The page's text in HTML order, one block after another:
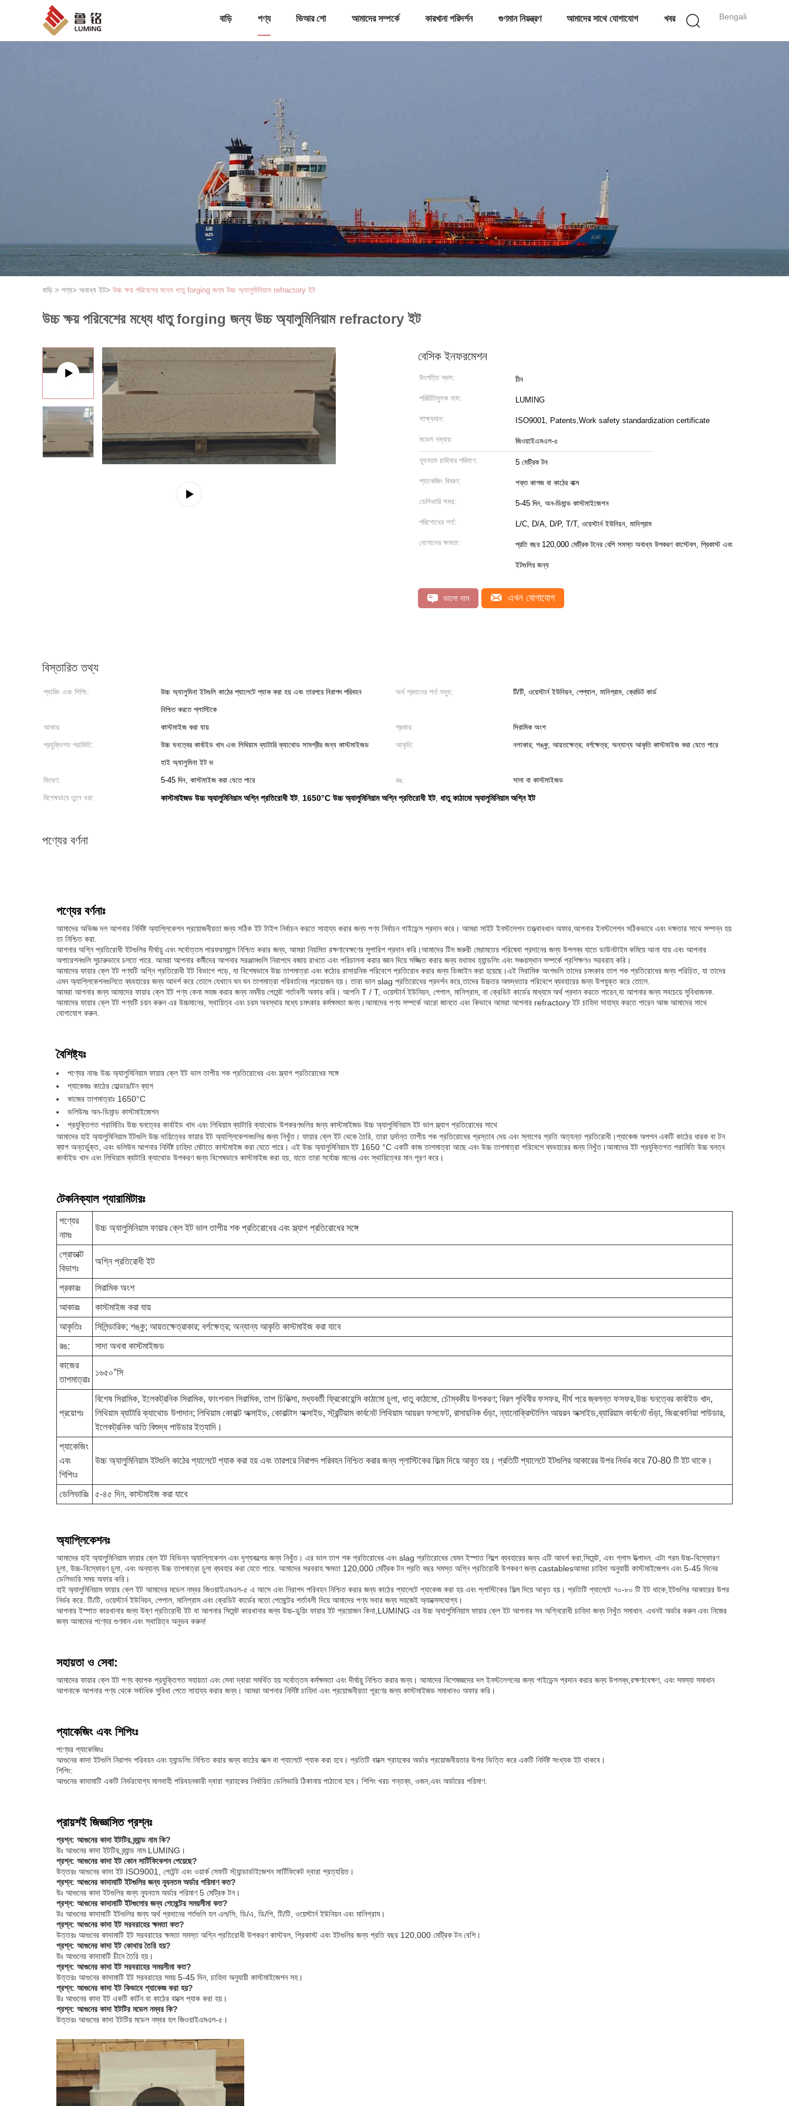
Bengali
বাড়ি পণ্য ভিআর শো আমাদের সম্পর্কে কারখানা পরিদর্শন গুণমান নিয়ন্ত্রণ আমাদের সাথে যোগাযোগ খবর
বাড়ি > পণ্য> অবাধ্য ইট> উচ্চ ক্ষয় পরিবেশের মধ্যে ধাতু forging জন্য উচ্চ অ্যালুমিনিয়াম refractory ইট
উচ্চ ক্ষয় পরিবেশের মধ্যে ধাতু forging জন্য উচ্চ অ্যালুমিনিয়াম refractory ইট
বেসিক ইনফরমেশন
উৎপত্তি স্থল: চীন
পরিচিতিমুলক নাম: LUMING
সাক্ষ্যদান: ISO9001, Patents,Work safety standardization certificate
মডেল নম্বার: জিওয়াইএমএল-৫
ন্যূনতম চাহিদার পরিমাণ: 5 মেট্রিক টন
প্যাকেজিং বিবরণ: শক্ত কাগজ বা কাঠের বাক্স
ডেলিভারি সময়: 5-45 দিন, অন-ডিমান্ড কাস্টমাইজেশন
পরিশোধের শর্ত: L/C, D/A, D/P, T/T, ওয়েস্টার্ন ইউনিয়ন, মানিগ্রাম
যোগানের ক্ষমতা: প্রতি বছর 120,000 মেট্রিক টনের বেশি সমস্ত অবাধ্য উপকরণ কাস্টেবল, প্রিকাস্ট এবং
ইটগুলির জন্য
ভালো দাম এখন যোগাযোগ
বিস্তারিত তথ্য
প্যাকিং এবং শিপিং:
উচ্চ অ্যালুমিনা ইটগুলি কাঠের প্যালেটে প্যাক করা হয় এবং তারপরে নিরাপদ পরিবহন
নিশ্চিত করতে প্লাস্টিকে
অর্থ প্রদানের শর্ত সমুহ: টি/টি, ওয়েস্টার্ন ইউনিয়ন, পেপ্যাল, মানিগ্রাম, ক্রেডিট কার্ড
আকার: কাস্টমাইজ করা যায় প্রকার:
সিরামিক অংশ
প্রযুক্তিগত পরামিতি:
উচ্চ ঘনত্বের কার্বাইড খাদ এবং লিথিয়াম ব্যাটারি ক্যাথোড সামগ্রীর জন্য কাস্টমাইজড
হাই অ্যালুমিনা ইট ভ
আকৃতি: নলাকার; শঙ্কু; আয়তক্ষেত্র; বর্গক্ষেত্র; অন্যান্য আকৃতি কাস্টমাইজ করা যেতে পারে
বিতরণ: 5-45 দিন, কাস্টমাইজ করা যেতে পারে রঙ:
সাদা বা কাস্টমাইজড
বিশেষভাবে তুলে ধরা:
কাস্টমাইজড উচ্চ অ্যালুমিনিয়াম অগ্নি প্রতিরোধী ইট, 1650°C উচ্চ অ্যালুমিনিয়াম অগ্নি প্রতিরোধী ইট, ধাতু কাঠামো অ্যালুমিনিয়াম অগ্নি ইট
পণ্যের বর্ণনা
পণ্যের বর্ণনাঃ
আমাদের অভিজ্ঞ দল আপনার নির্দিষ্ট অ্যাপ্লিকেশন প্রয়োজনীয়তা জন্য সঠিক ইট টাইপ নির্বাচন করতে সাহায্য করার জন্য পণ্য নির্বাচন গাইডেন্স প্রদান করে। আমরা সাইট ইনস্টলেশন তত্ত্বাবধান অফার,আপনার ইনস্টলেশন সঠিকভাবে এবং দক্ষতার সাথে সম্পন্ন হয়
তা নিশ্চিত করা.
আপনার অগ্নি প্রতিরোধী ইটগুলির দীর্ঘায়ু এবং সর্বোত্তম পারফরম্যান্স নিশ্চিত করার জন্য, আমরা নিয়মিত রক্ষণাবেক্ষণের সুপারিশ প্রদান করি।আমাদের টিম জরুরী মেরামতের পরিষেবা প্রদানের জন্য উপলব্ধ যাতে ডাউনটাইম কমিয়ে আনা যায় এবং আপনার
অপারেশনগুলি সুচারুভাবে চলতে পারে. আমরা আপনার কর্মীদের আপনার সরঞ্জামগুলি নিরাপদে বজায় রাখতে এবং পরিচালনা করার জ্ঞান দিয়ে সজ্জিত করার জন্য যথাযথ হ্যান্ডলিং এবং সঞ্চয়স্থান সম্পর্কে প্রশিক্ষণও সরবরাহ করি।
আমাদের ফায়ার ক্লে ইট পণ্যটি অগ্নি প্রতিরোধী ইট বিভাগে পড়ে, যা বিশেষভাবে উচ্চ তাপমাত্রা এবং কঠোর রাসায়নিক পরিবেশে প্রতিরোধ করার জন্য ডিজাইন করা হয়েছে।এই সিরামিক অংশগুলি তাদের চমৎকার তাপ শক প্রতিরোধের জন্য পরিচিত, যা তাদের
এমন অ্যাপ্লিকেশনগুলিতে ব্যবহারের জন্য আদর্শ করে তোলে যেখানে ঘন ঘন তাপমাত্রা পরিবর্তনের প্রয়োজন হয়। তারা ভাল slag প্রতিরোধের প্রদর্শন করে,তাদের উচ্চতর অশুদ্ধতার পরিবেশে ব্যবহারের জন্য উপযুক্ত করে তোলে.
আমরা আপনার জন্য আমাদের ফায়ার ক্লে ইট পণ্য কেনা সহজ করার জন্য নমনীয় পেমেন্ট শর্তাবলী অফার করি। আপনি T / T, ওয়েস্টার্ন ইউনিয়ন, পেপাল, মানিগ্রাম, বা ক্রেডিট কার্ডের মাধ্যমে অর্থ প্রদান করতে পারেন,যা আপনার জন্য সবচেয়ে সুবিধাজনক.
আমাদের ফায়ার ক্লে ইট পণ্যটি চয়ন করুন এর উচ্চমানের, স্থায়িত্ব এবং চরম অবস্থার মধ্যে চমৎকার কর্মক্ষমতা জন্য।আমাদের পণ্য সম্পর্কে আরো জানতে এবং কিভাবে আমরা আপনার refractory ইট চাহিদা সাহায্য করতে পারেন আজ আমাদের সাথে
যোগাযোগ করুন.
বৈশিষ্ট্যঃ
পণ্যের নামঃ উচ্চ অ্যালুমিনিয়াম ফায়ার ক্লে ইট ভাল তাপীয় শক প্রতিরোধের এবং স্ল্যাগ প্রতিরোধের সঙ্গে
প্যাকেজঃ কাঠের হোল্ডার/টন ব্যাগ
কাজের তাপমাত্রাঃ 1650°C
ভলিউমঃ অন-ডিমান্ড কাস্টমাইজেশন
প্রযুক্তিগত পরামিতিঃ উচ্চ ঘনত্বের কার্বাইড খাদ এবং লিথিয়াম ব্যাটারি ক্যাথোড উপকরণগুলির জন্য কাস্টমাইজড উচ্চ অ্যালুমিনিয়াম ইট ভাল স্ল্যাগ প্রতিরোধের সাথে
আমাদের হাই অ্যালুমিনিয়াম ইটগুলি উচ্চ দায়িত্বের ফায়ার ইট অ্যাপ্লিকেশনগুলির জন্য নিখুঁত। ফায়ার ক্লে ইট থেকে তৈরি, তারা দুর্দান্ত তাপীয় শক প্রতিরোধের প্রস্তাব দেয় এবং স্লাগের প্রতি অত্যন্ত প্রতিরোধী।প্যাকেজ অপশন একটি কাঠের ধারক বা টন
ব্যাগ অন্তর্ভুক্ত, এবং ভলিউম আপনার নির্দিষ্ট চাহিদা মেটাতে কাস্টমাইজ করা যেতে পারে। এই উচ্চ অ্যালুমিনিয়াম ইট 1650 °C একটি কাজ তাপমাত্রা আছে এবং উচ্চ তাপমাত্রা পরিবেশে ব্যবহারের জন্য নিখুঁত।আমাদের ইট প্রযুক্তিগত পরামিতি উচ্চ ঘনত্ব
কার্বাইড খাদ এবং লিথিয়াম ব্যাটারি ক্যাথোড উপকরণ জন্য বিশেষভাবে কাস্টমাইজ করা হয়, যাতে তারা সর্বোচ্চ মানের এবং স্থায়িত্বের মান পূরণ করে।
টেকনিক্যাল প্যারামিটারঃ
পণ্যের
নামঃ
উচ্চ অ্যালুমিনিয়াম ফায়ার ক্লে ইট ভাল তাপীয় শক প্রতিরোধের এবং স্ল্যাগ প্রতিরোধের সঙ্গে
প্রোডাক্ট
বিভাগঃ
অগ্নি প্রতিরোধী ইট
প্রকারঃ
সিরামিক অংশ
আকারঃ
কাস্টমাইজ করা যায়
আকৃতিঃ
সিলিন্ডারিক; শঙ্কু; আয়তক্ষেত্রাকার; বর্গক্ষেত্র; অন্যান্য আকৃতি কাস্টমাইজ করা যাবে
রঙ:
সাদা অথবা কাস্টমাইজড
কাজের
তাপমাত্রাঃ
১৬৫০°সি
প্রয়োগঃ
বিশেষ সিরামিক, ইলেকট্রনিক সিরামিক, ফাংশনাল সিরামিক, তাপ চিকিত্সা, মধ্যবর্তী ফ্রিকোয়েন্সি কাঠামো চুলা, ধাতু কাঠামো, চৌম্বকীয় উপকরণ; বিরল পৃথিবীর ফসফর, দীর্ঘ পরে জ্বলন্ত ফসফর,উচ্চ ঘনত্বের কার্বাইড খাদ,
লিথিয়াম ব্যাটারি ক্যাথোড উপাদান; লিথিয়াম কোবাল্ট অক্সাইড, কোবাল্টাস অক্সাইড, স্ট্রন্টিয়াম কার্বনেট লিথিয়াম আয়রন ফসফেট, রাসায়নিক গুঁড়া, ন্যানোক্রিস্টালিন আয়রন অক্সাইড,ব্যারিয়াম কার্বনেট গুঁড়া, জিরকোনিয়া পাউডার,
ইলেকট্রনিক অতি বিশুদ্ধ পাউডার ইত্যাদি।
প্যাকেজিং
এবং
শিপিংঃ
উচ্চ অ্যালুমিনিয়াম ইটগুলি কাঠের প্যালেটে প্যাক করা হয় এবং তারপরে নিরাপদ পরিবহন নিশ্চিত করার জন্য প্লাস্টিকের ফিল্ম দিয়ে আবৃত হয়। প্রতিটি প্যালেটে ইটগুলির আকারের উপর নির্ভর করে 70-80 টি ইট থাকে।
ডেলিভারিঃ ৫-৪৫ দিন, কাস্টমাইজ করা যাবে
অ্যাপ্লিকেশনঃ
আমাদের হাই অ্যালুমিনিয়াম ফায়ার ক্লে ইট বিভিন্ন অ্যাপ্লিকেশন এবং দৃশ্যকল্পের জন্য নিখুঁত। এর ভাল তাপ শক প্রতিরোধের এবং slag প্রতিরোধের যেমন ইস্পাত শিল্পে ব্যবহারের জন্য এটি আদর্শ করা,সিমেন্ট, এবং গ্লাস উত্পাদন. এটা গরম উচ্চ-বিস্ফোরণ
চুলা, উচ্চ-বিস্ফোরণ চুলা, এবং অন্যান্য উচ্চ তাপমাত্রা চুলা ব্যবহার করা যেতে পারে. আমাদের সরবরাহ ক্ষমতা 120,000 মেট্রিক টন প্রতি বছর সমস্ত অগ্নি প্রতিরোধী উপকরণ জন্য castablesআমরা চাহিদা অনুযায়ী কাস্টমাইজেশন এবং 5-45 দিনের
ডেলিভারি সময় অফার করি।
হাই অ্যালুমিনিয়াম ফায়ার ক্লে ইট আমাদের মডেল নম্বর জিওয়াইএমএল-৫ এ আসে এবং নিরাপদ পরিবহন নিশ্চিত করার জন্য কাঠের প্যালেটে প্যাকেজ করা হয় এবং প্লাস্টিকের ফিল্ম দিয়ে আবৃত হয়। প্রতিটি প্যালেটে ৭০-৮০ টি ইট থাকে,ইটগুলির আকারের উপর
নির্ভর করে. টি/টি, ওয়েস্টার্ন ইউনিয়ন, পেপাল, মানিগ্রাম এবং ক্রেডিট কার্ডের মতো পেমেন্টের শর্তাবলী দিয়ে আমাদের পণ্য সবার জন্য সহজেই অ্যাক্সেসযোগ্য।
আপনার ইস্পাত কারখানার জন্য উষ্ণ প্রতিরোধী ইট বা আপনার সিমেন্ট কারখানার জন্য উচ্চ-ডুয়িং ফায়ার ইট প্রয়োজন কিনা,LUMING এর উচ্চ অ্যালুমিনিয়াম ফায়ার ক্লে ইট আপনার সব অগ্নিরোধী চাহিদা জন্য নিখুঁত সমাধান. এখনই অর্ডার করুন এবং নিজের
জন্য আমাদের পণ্যের গুণমান এবং স্থায়িত্ব অনুভব করুন!
সহায়তা ও সেবা:
আমাদের ফায়ার ক্লে ইট পণ্য ব্যাপক প্রযুক্তিগত সহায়তা এবং সেবা দ্বারা সমর্থিত হয় সর্বোত্তম কর্মক্ষমতা এবং দীর্ঘায়ু নিশ্চিত করার জন্য। আমাদের বিশেষজ্ঞদের দল ইনস্টলেশনের জন্য গাইডেন্স প্রদান করার জন্য উপলব্ধ,রক্ষণাবেক্ষণ, এবং সমস্যা সমাধান
আপনাকে আপনার পণ্য থেকে সর্বাধিক সুবিধা পেতে সাহায্য করার জন্য। আমরা আপনার নির্দিষ্ট চাহিদা এবং প্রয়োজনীয়তা পূরণের জন্য কাস্টমাইজড সমাধানও অফার করি।
প্যাকেজিং এবং শিপিংঃ
পণ্যের প্যাকেজিংঃ
আগুনের কাদা ইটগুলি নিরাপদ পরিবহন এবং হ্যান্ডলিং নিশ্চিত করার জন্য কাঠের বাক্স বা প্যালেটে প্যাক করা হবে। প্রতিটি বাক্সে গ্রাহকের অর্ডার প্রয়োজনীয়তার উপর ভিত্তি করে একটি নির্দিষ্ট সংখ্যক ইট থাকবে।
শিপিং:
আগুনের কাদামাটি একটি নির্ভরযোগ্য মালবাহী পরিবহনকারী দ্বারা গ্রাহকের নির্ধারিত ডেলিভারি ঠিকানায় পাঠানো হবে। শিপিং খরচ গন্তব্য, ওজন,এবং অর্ডারের পরিমাণ.
প্রায়শই জিজ্ঞাসিত প্রশ্নঃ
প্রশ্ন: আগুনের কাদা ইটটির ব্র্যান্ড নাম কি?
উঃ আগুনের কাদা ইটটির ব্র্যান্ড নাম LUMING।
প্রশ্ন: আগুনের কাদা ইট কোন সার্টিফিকেশন পেয়েছে?
উত্তরঃ আগুনের কাদা ইট ISO9001, পেটেন্ট এবং ওয়ার্ক সেফটি স্ট্যান্ডার্ডাইজেশন সার্টিফিকেট দ্বারা প্রত্যয়িত।
প্রশ্ন: আগুনের কাদামাটি ইটগুলির জন্য ন্যূনতম অর্ডার পরিমাণ কত?
উঃ আগুনের কাদা ইটগুলির জন্য ন্যূনতম অর্ডার পরিমাণ 5 মেট্রিক টন।
প্রশ্ন: আগুনের কাদামাটি ইটগুলোর জন্য পেমেন্টের সময়সীমা কত?
উঃ আগুনের কাদামাটি ইটগুলির জন্য অর্থ প্রদানের শর্তগুলি হল এল/সি, ডি/এ, ডি/পি, টি/টি, ওয়েস্টার্ন ইউনিয়ন এবং মানিগ্রাম।
প্রশ্ন: আগুনের কাদা ইট সরবরাহের ক্ষমতা কত?
উত্তরঃ আগুনের কাদামাটি ইট সরবরাহের ক্ষমতা সমস্ত অগ্নি প্রতিরোধী উপকরণ কাস্টবল, প্রিকাস্ট এবং ইটগুলির জন্য প্রতি বছর 120,000 মেট্রিক টন বেশি।
প্রশ্ন: আগুনের কাদা ইট কোথায় তৈরি হয়?
উঃ আগুনের কাদামাটি চীনে তৈরি হয়।
প্রশ্ন: আগুনের কাদা ইট সরবরাহের সময়সীমা কত?
উত্তরঃ আগুনের কাদামাটি ইট সরবরাহের সময় 5-45 দিন, চাহিদা অনুযায়ী কাস্টমাইজেশন সহ।
প্রশ্ন: আগুনের কাদা ইট কিভাবে প্যাকেজ করা হয়?
উঃ আগুনের কাদা ইট একটি কার্টন বা কাঠের বাক্সে প্যাক করা হয়।
প্রশ্ন: আগুনের কাদা ইটটির মডেল নম্বর কি?
উত্তরঃ আগুনের কাদা ইটটির মডেল নম্বর হল জিওয়াইএমএল-৫।